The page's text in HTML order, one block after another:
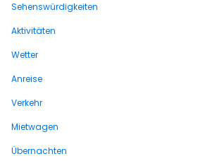
Sehenswürdigkeiten
Aktivitäten
Wetter
Anreise
Verkehr
Mietwagen
Übernachten